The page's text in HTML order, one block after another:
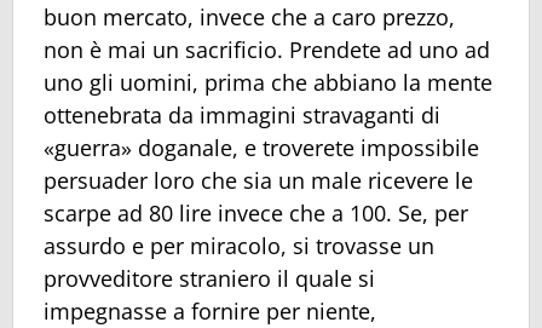
buon mercato, invece che a caro prezzo,
non è mai un sacrificio. Prendete ad uno ad
uno gli uomini, prima che abbiano la mente
ottenebrata da immagini stravaganti di
«guerra» doganale, e troverete impossibile
persuader loro che sia un male ricevere le
scarpe ad 80 lire invece che a 100. Se, per
assurdo e per miracolo, si trovasse un
provveditore straniero il quale si
impegnasse a fornire per niente,